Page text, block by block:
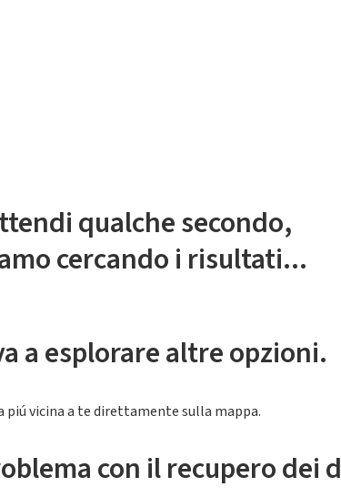
qualche secondo,
cercando i risultati...
a esplorare altre opzioni.
vicina a te direttamente sulla mappa.
con il recupero dei